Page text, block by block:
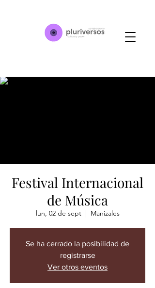
Festival Internacional
de Música
lun, 02 de sept
  |
Manizales
Se ha cerrado la posibilidad de
registrarse
Ver otros eventos